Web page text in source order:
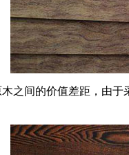
之间的价值差距，由